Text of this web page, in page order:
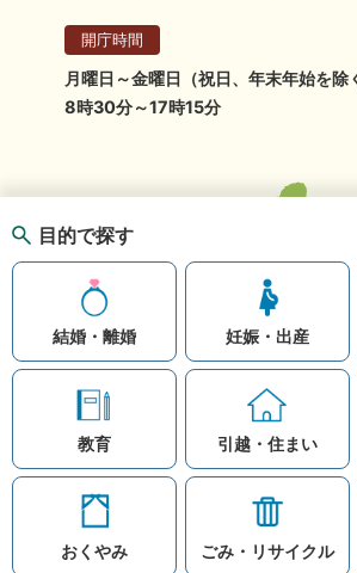
目的で探す
結婚・離婚 妊娠・出産
教育 引越・住まい
おくやみ ごみ・リサイクル
開庁時間
月曜日～金曜日（祝日、年末年始を除
8時30分～17時15分